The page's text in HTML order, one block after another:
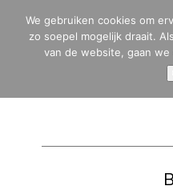
MENU
We gebruiken cookies om
zo soepel mogelijk draait.
van de website, gaan